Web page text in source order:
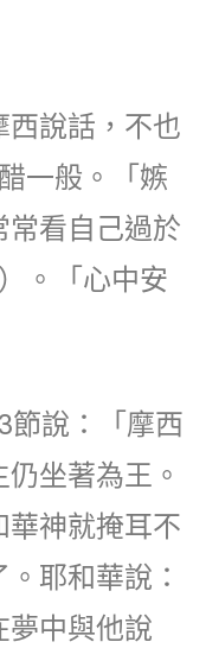
西說話，不也
一般。「嫉
常看自己過於
。「心中安
節說：「摩西
坐著為王。
華神就掩耳不
耶和華說：
夢中與他說